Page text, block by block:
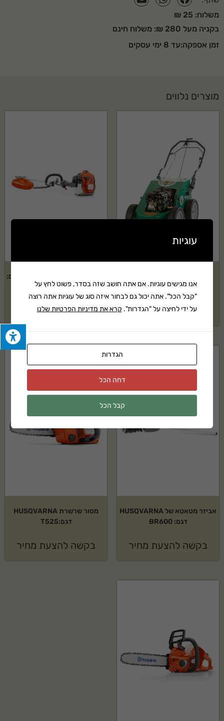
בקטגוריית אביזרי קומבי. מוצר אמין ועמיד לאורך זמן.
אחריות?
ניתן ליצור איתנו קשר בטלפון, במייל או דרך טופס יצירת הקשר באתר ונחזור
משלוח: 25 ₪
בקניה מעל 280 ₪: משלוח חינם
זמן אספקה:עד 8 ימי עסקים
מוצרים נלווים
₪17,405
חרמש מוטורי HUSQVARNA דגם:
525RJX
בקשה להצעת מחיר
אביזר מטאטא של HUSQVARNA
דגם: BR600
בקשה להצעת מחיר
מסור שרשרת HUSQVARNA
דגם:T525
בקשה להצעת מחיר
עוגיות
אנו מגישים עוגיות. אם אתה חושב שזה בסדר, פשוט לחץ על
"קבל הכל". אתה יכול גם לבחור איזה סוג של עוגיות אתה רוצה
על ידי לחיצה על "הגדרות". קרא את מדיניות הפרטיות שלנו
הגדרות
דחה הכל
קבל הכל